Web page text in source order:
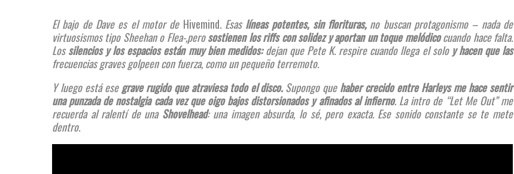
El bajo de Dave es el motor de Hivemind. Esas líneas potentes, sin florituras,no buscan protagonismo – nada de
virtuosismos tipo Sheehan o Flea-,perosostienen los riffs con solidez y aportan un toque melódicocuando hace falta.
Lossilencios y los espacios están muy bien medidos:dejan que Pete K. respire cuando llega el solo y hacen que las
frecuencias graves golpeen con fuerza, como un pequeño terremoto.
Y luego está esegrave rugido que atraviesa todo el disco.Supongo quehaber crecido entre Harleys me hace sentir
una punzada de nostalgia cada vez que oigo bajos distorsionados y afinados al infierno. La intro de “Let Me Out” me
recuerda al ralentí de una Shovelhead: una imagen absurda, lo sé, pero exacta. Ese sonido constante se te mete
dentro.